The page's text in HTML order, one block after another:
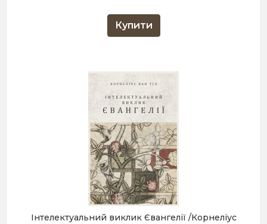
Купити
Інтелектуальний виклик Євангелії /Корнеліус